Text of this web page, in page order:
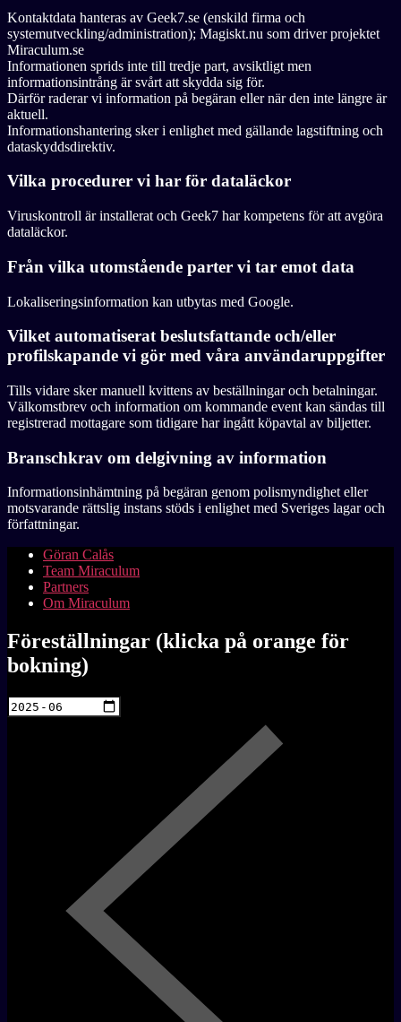
Kontaktdata hanteras av Geek7.se (enskild firma och
systemutveckling/administration); Magiskt.nu som driver projektet
Miraculum.se
Informationen sprids inte till tredje part, avsiktligt men
informationsintrång är svårt att skydda sig för.
Därför raderar vi information på begäran eller när den inte längre är
aktuell.
Informationshantering sker i enlighet med gällande lagstiftning och
dataskyddsdirektiv.
Vilka procedurer vi har för dataläckor
Viruskontroll är installerat och Geek7 har kompetens för att avgöra
dataläckor.
Från vilka utomstående parter vi tar emot data
Lokaliseringsinformation kan utbytas med Google.
Vilket automatiserat beslutsfattande och/eller
profilskapande vi gör med våra användaruppgifter
Tills vidare sker manuell kvittens av beställningar och betalningar.
Välkomstbrev och information om kommande event kan sändas till
registrerad mottagare som tidigare har ingått köpavtal av biljetter.
Branschkrav om delgivning av information
Informationsinhämtning på begäran genom polismyndighet eller
motsvarande rättslig instans stöds i enlighet med Sveriges lagar och
författningar.
Göran Calås
Team Miraculum
Partners
Om Miraculum
Föreställningar (klicka på orange för
bokning)